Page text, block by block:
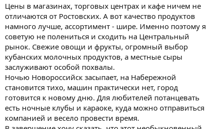
Цены в магазинах, торговых центрах и кафе ничем не
отличаются от Ростовских. А вот качество продуктов
намного лучше, ассортимент - шире. Именно поэтому я
советую не полениться и сходить на Центральный
рынок. Свежие овощи и фрукты, огромный выбор
кубанских молочных продуктов, а местные сыры
заслуживают особой похвалы.
Ночью Новороссийск засыпает, на Набережной
становится тихо, машин практически нет, город
готовится к новому дню. Для любителей потанцевать
есть ночные клубы и караоке, куда можно отправиться
компанией и весело провести время.